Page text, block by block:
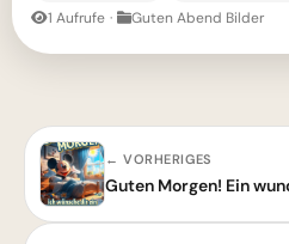
1 Aufrufe · Guten Abend Bilder
← VORHERIGES